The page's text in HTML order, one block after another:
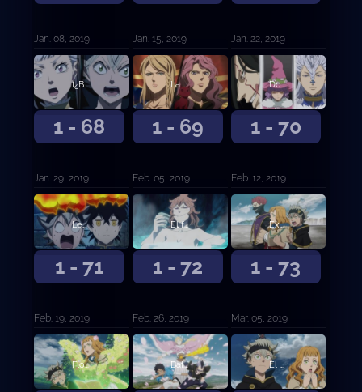
Jan. 08, 2019 Jan. 15, 2019 Jan. 22, 2019
1 - 68
¡¿Batalla a Muerte?! Yami contra Jack
Jan. 29, 2019
1 - 69
La melancolía de la rosa salvaje
Feb. 05, 2019
1 - 70
Dos caras nuevas
Feb. 12, 2019
1 - 71
Leona imbatida sin corona
Feb. 19, 2019
1 - 72
El fuego de Santelmo
Feb. 26, 2019
1 - 73
Examen de selección de los Caballeros Reales
Mar. 05, 2019
Flor de determinación Batalla Feroz El mago X